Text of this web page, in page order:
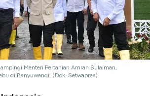
Menteri Pertanian Amran Sulaiman,
di Banyuwangi. (Dok. Setwapres)